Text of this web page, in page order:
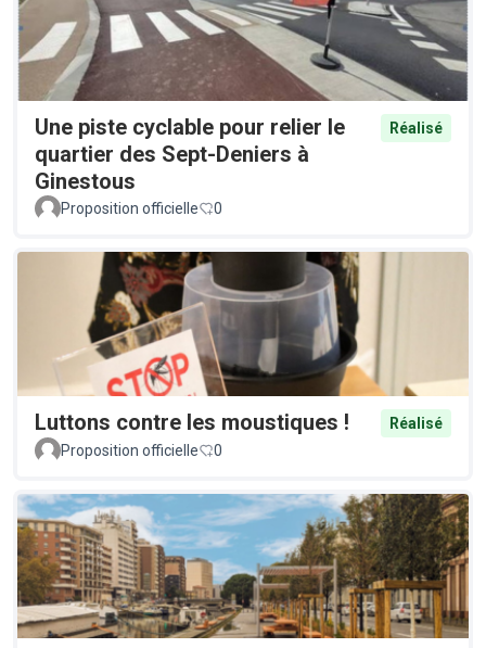
Une piste cyclable pour relier le
quartier des Sept-Deniers à
Ginestous
Réalisé
Proposition officielle 0
Luttons contre les moustiques !
Réalisé
Proposition officielle
0